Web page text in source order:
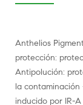
Anthelios
protección:
Antipolución:
la
inducido por IR-